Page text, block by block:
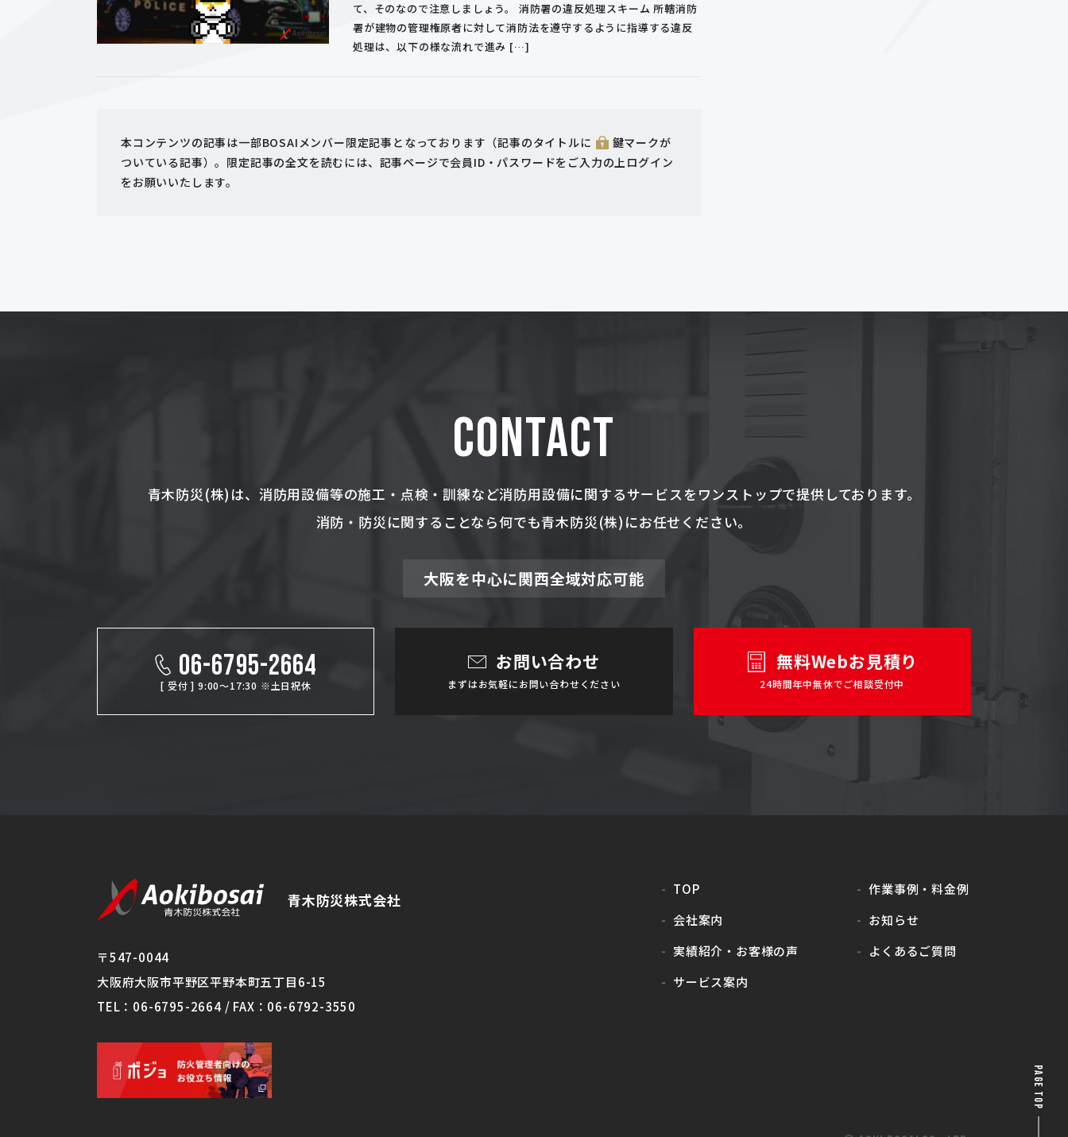
て、そのなので注意しましょう。 消防署の違反処理スキーム 所轄消防
署が建物の管理権原者に対して消防法を遵守するように指導する違反
処理は、以下の様な流れで進み […]
本コンテンツの記事は一部BOSAIメンバー限定記事となっております（記事のタイトルに
鍵マークが
ついている記事）。限定記事の全文を読むには、記事ページで会員ID・パスワードをご入力の上ログイン
をお願いいたします。
CONTACT
青木防災(株)は、消防用設備等の施工・点検・訓練など消防用設備に関するサービスをワンストップで提供しております。
消防・防災に関することなら何でも青木防災(株)にお任せください。
大阪を中心に関西全域対応可能
06-6795-2664
[ 受付 ] 9:00～17:30 ※土日祝休
お問い合わせ
まずはお気軽にお問い合わせください
無料Webお見積り
24時間年中無休でご相談受付中
PAGE TOP
青木防災株式会社
〒547-0044
大阪府大阪市平野区平野本町五丁目6-15
TEL：06-6795-2664 / FAX：06-6792-3550
TOP
作業事例・料金例
会社案内
お知らせ
実績紹介・ お客様の声
よくあるご質問
サービス案内